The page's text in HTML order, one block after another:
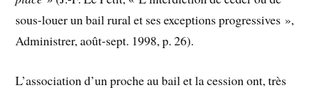
sous-louer un bail rural et ses exceptions progressives »,
Administrer, août-sept. 1998, p. 26).
L’association d’un proche au bail et la cession ont, très